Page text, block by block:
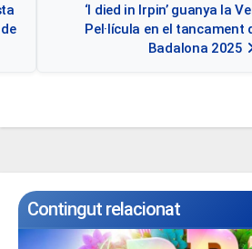
‘I died in Irpin’ guanya la
Pel·lícula en el tancament
Badalona 2025
Contingut relacionat